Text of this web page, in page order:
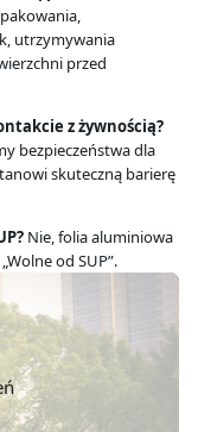
utrzymywania
przed
z żywnością?
bezpieczeństwa dla
skuteczną barierę
Nie, folia aluminiowa
od SUP”.